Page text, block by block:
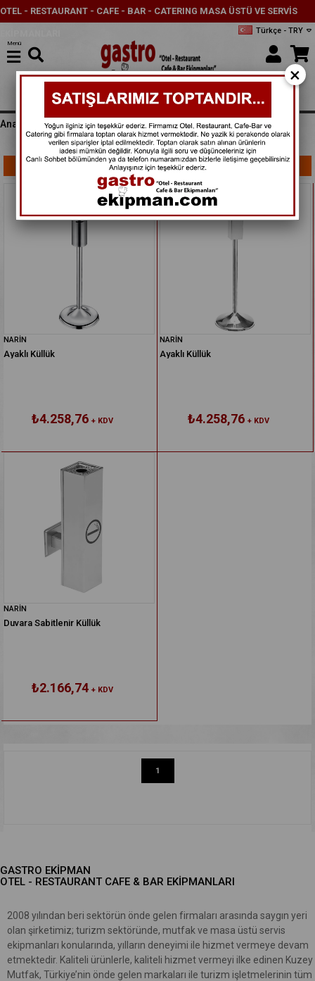
OTEL - RESTAURANT - CAFE - BAR - CATERING MASA ÜSTÜ VE SERVİS
Türkçe - TRY
Menü
Anasayfa TEMİZLİK GENEL EKİPMANLAR
Sıralama
NARİN
Ayaklı Küllük
₺4.258,76 + KDV
NARİN
Ayaklı Küllük
₺4.258,76 + KDV
NARİN
Duvara Sabitlenir Küllük
₺2.166,74 + KDV
1
GASTRO EKİPMAN
OTEL - RESTAURANT CAFE & BAR EKİPMANLARI
2008 yılından beri sektörün önde gelen firmaları arasında saygın yeri
olan şirketimiz; turizm sektöründe, mutfak ve masa üstü servis
ekipmanları konularında, yılların deneyimi ile hizmet vermeye devam
etmektedir. Kaliteli ürünlerle, kaliteli hizmet vermeyi ilke edinen Kuzey
Mutfak, Türkiye’nin önde gelen markaları ile turizm işletmelerinin tüm
×